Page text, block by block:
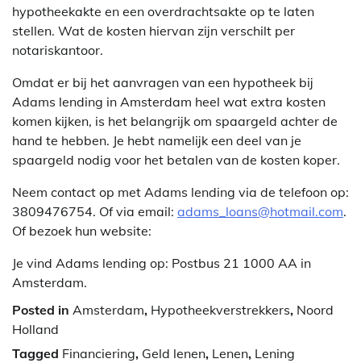
hypotheekakte en een overdrachtsakte op te laten
stellen. Wat de kosten hiervan zijn verschilt per
notariskantoor.
Omdat er bij het aanvragen van een hypotheek bij
Adams lending in Amsterdam heel wat extra kosten
komen kijken, is het belangrijk om spaargeld achter de
hand te hebben. Je hebt namelijk een deel van je
spaargeld nodig voor het betalen van de kosten koper.
Neem contact op met Adams lending via de telefoon op:
3809476754. Of via email: adams_loans@hotmail.com.
Of bezoek hun website:
Je vind Adams lending op: Postbus 21 1000 AA in
Amsterdam.
Posted in Amsterdam, Hypotheekverstrekkers, Noord
Holland
Tagged Financiering, Geld lenen, Lenen, Lening